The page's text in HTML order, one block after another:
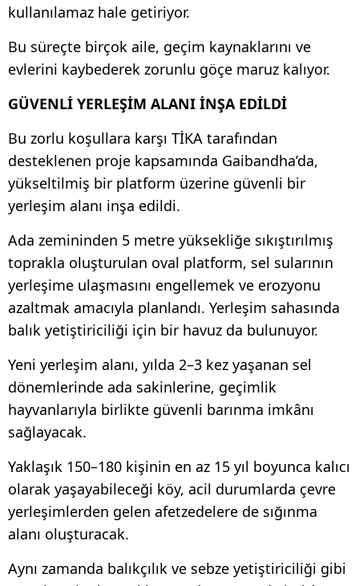
kullanılamaz hale getiriyor.
Bu süreçte birçok aile, geçim kaynaklarını ve
evlerini kaybederek zorunlu göçe maruz kalıyor.
GÜVENLİ YERLEŞİM ALANI İNŞA EDİLDİ
Bu zorlu koşullara karşı TİKA tarafından
desteklenen proje kapsamında Gaibandha’da,
yükseltilmiş bir platform üzerine güvenli bir
yerleşim alanı inşa edildi.
Ada zemininden 5 metre yüksekliğe sıkıştırılmış
toprakla oluşturulan oval platform, sel sularının
yerleşime ulaşmasını engellemek ve erozyonu
azaltmak amacıyla planlandı. Yerleşim sahasında
balık yetiştiriciliği için bir havuz da bulunuyor.
Yeni yerleşim alanı, yılda 2–3 kez yaşanan sel
dönemlerinde ada sakinlerine, geçimlik
hayvanlarıyla birlikte güvenli barınma imkânı
sağlayacak.
Yaklaşık 150–180 kişinin en az 15 yıl boyunca kalıcı
olarak yaşayabileceği köy, acil durumlarda çevre
yerleşimlerden gelen afetzedelere de sığınma
alanı oluşturacak.
Aynı zamanda balıkçılık ve sebze yetiştiriciliği gibi